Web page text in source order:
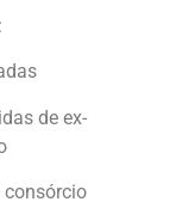
de ex-
consórcio